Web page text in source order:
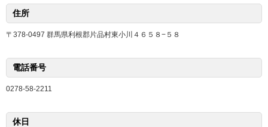
住所
〒378-0497 群馬県利根郡片品村東小川４６５８−５８
電話番号
0278-58-2211
休日